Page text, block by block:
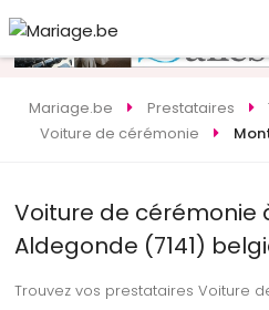
Mariage.be Prestataires
Voiture de cérémonie
Voiture de cérémonie
Aldegonde (7141)
Trouvez vos prestataires Voiture